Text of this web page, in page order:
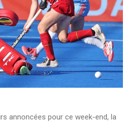
annoncées pour ce week-end, la